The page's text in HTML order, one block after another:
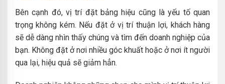
Bên cạnh đó, vị trí đặt bảng hiệu cũng là yếu tố quan
trọng không kém. Nếu đặt ở vị trí thuận lợi, khách hàng
sẽ dễ dàng nhìn thấy chúng và tìm đến doanh nghiệp của
bạn. Không đặt ở nơi nhiều góc khuất hoặc ở nơi ít người
qua lại, hiệu quả sẽ giảm hẳn.